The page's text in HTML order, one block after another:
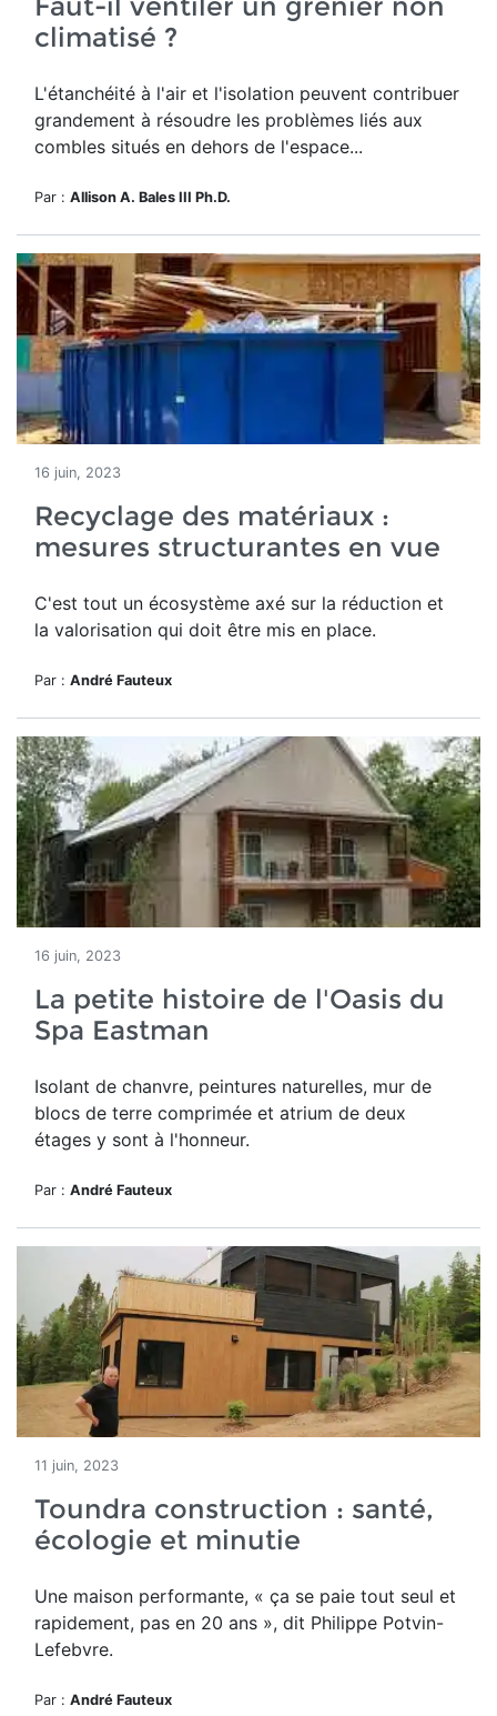
climatisé ?
L'étanchéité à l'air et l'isolation peuvent contribuer
grandement à résoudre les problèmes liés aux
combles situés en dehors de l'espace...
Par : Allison A. Bales III Ph.D.
16 juin, 2023
Recyclage des matériaux :
mesures structurantes en vue
C'est tout un écosystème axé sur la réduction et
la valorisation qui doit être mis en place.
Par : André Fauteux
16 juin, 2023
La petite histoire de l'Oasis du
Spa Eastman
Isolant de chanvre, peintures naturelles, mur de
blocs de terre comprimée et atrium de deux
étages y sont à l'honneur.
Par : André Fauteux
11 juin, 2023
Toundra construction : santé,
écologie et minutie
Une maison performante, « ça se paie tout seul et
rapidement, pas en 20 ans », dit Philippe Potvin-
Lefebvre.
Par : André Fauteux